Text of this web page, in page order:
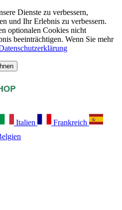
Dienste zu verbessern,
und Ihr Erlebnis zu verbessern.
optionalen Cookies nicht
beeinträchtigen. Wenn Sie mehr
Italien
Frankreich